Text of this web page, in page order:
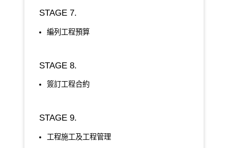
STAGE 7.
編列工程預算
STAGE 8.
簽訂工程合約
STAGE 9.
工程施工及工程管理